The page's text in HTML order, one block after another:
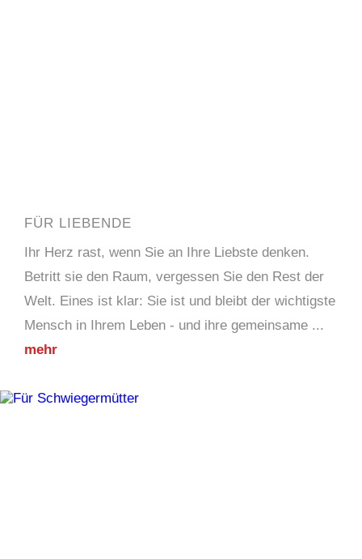
FÜR LIEBENDE
Ihr Herz rast, wenn Sie an Ihre Liebste denken.
Betritt sie den Raum, vergessen Sie den Rest der
Welt. Eines ist klar: Sie ist und bleibt der wichtigste
Mensch in Ihrem Leben - und ihre gemeinsame ...
mehr